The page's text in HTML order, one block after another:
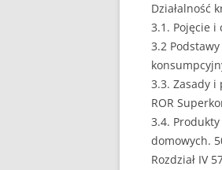
Działalność
3.1. Pojęcie i
3.2
3.3. Zasady
ROR
3.4.
domowych.
Rozdział IV